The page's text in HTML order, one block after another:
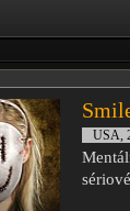
USA,